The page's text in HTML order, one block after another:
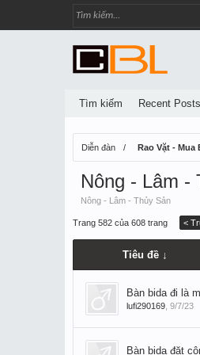
Diễn đàn Rao Vặt - Mua
Nông - Lâm -
Nông - Lâm - Thủy Sản
Trang 582 của 608 trang <
Tiêu đề ↓
Bàn bida đi là
lufi290169 9/7/23
Bàn bida đặt
Tìm kiếm Recent Posts